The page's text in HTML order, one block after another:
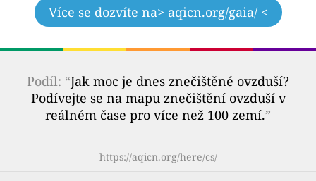
Více se dozvíte na> aqicn.org/gaia/ <
Podíl: “Jak moc je dnes znečištěné ovzduší?
Podívejte se na mapu znečištění ovzduší v
reálném čase pro více než 100 zemí.”
https://aqicn.org/here/cs/